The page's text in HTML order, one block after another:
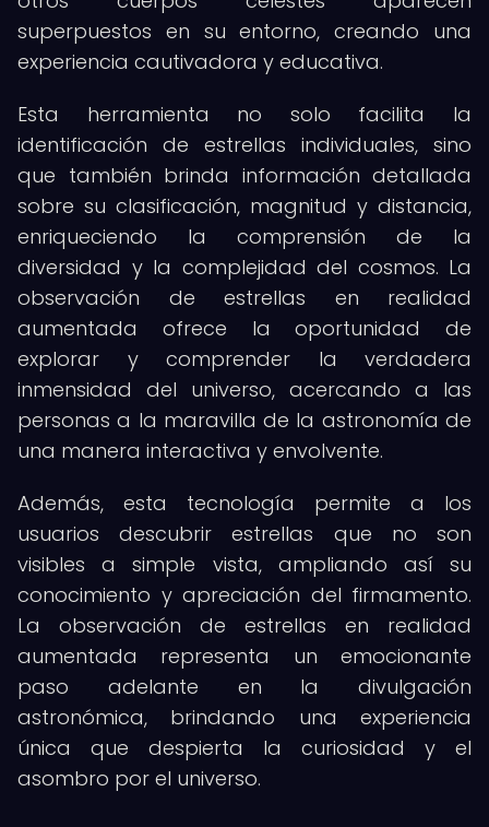
superpuestos en su entorno, creando una
experiencia cautivadora y educativa.
Esta herramienta no solo facilita la
identificación de estrellas individuales, sino
que también brinda información detallada
sobre su clasificación, magnitud y distancia,
enriqueciendo la comprensión de la
diversidad y la complejidad del cosmos. La
observación de estrellas en realidad
aumentada ofrece la oportunidad de
explorar y comprender la verdadera
inmensidad del universo, acercando a las
personas a la maravilla de la astronomía de
una manera interactiva y envolvente.
Además, esta tecnología permite a los
usuarios descubrir estrellas que no son
visibles a simple vista, ampliando así su
conocimiento y apreciación del firmamento.
La observación de estrellas en realidad
aumentada representa un emocionante
paso adelante en la divulgación
astronómica, brindando una experiencia
única que despierta la curiosidad y el
asombro por el universo.